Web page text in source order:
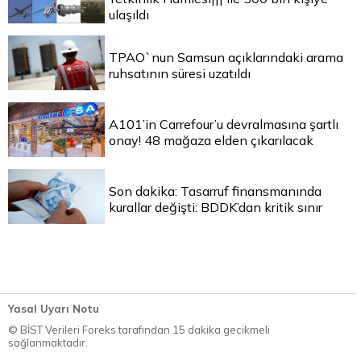
ulaşıldı
TPAO`nun Samsun açıklarındaki arama
ruhsatının süresi uzatıldı
A101’in Carrefour’u devralmasına şartlı
onay! 48 mağaza elden çıkarılacak
Son dakika: Tasarruf finansmanında
kurallar değişti: BDDK’dan kritik sınır
Yasal Uyarı Notu
© BİST Verileri Foreks tarafından 15 dakika gecikmeli
sağlanmaktadır.